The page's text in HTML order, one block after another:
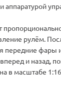
аппаратурой
рулём.
передние фары
и назад,
в масштабе 1:16.